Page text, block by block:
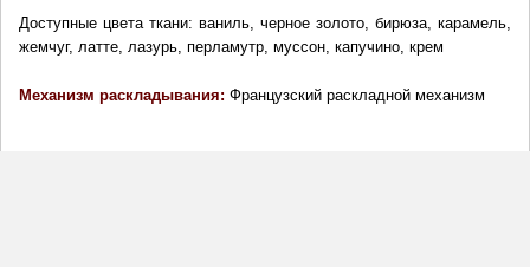
Доступные цвета ткани: ваниль, черное золото, бирюза, карамель,
жемчуг, латте, лазурь, перламутр, муссон, капучино, крем
Механизм раскладывания: Французский раскладной механизм